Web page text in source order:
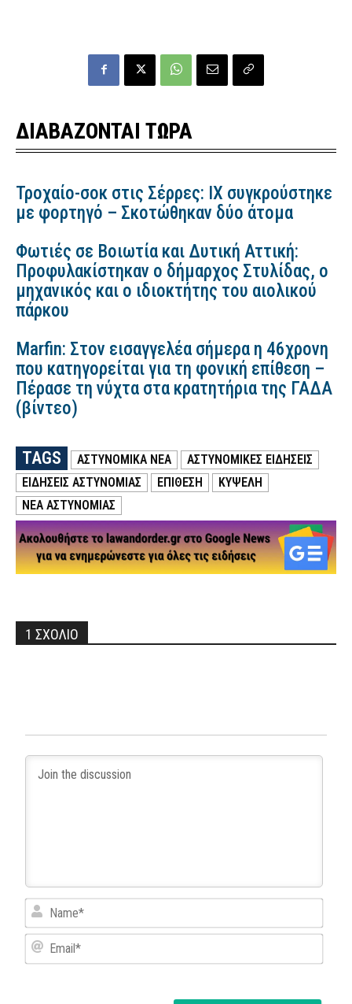
ΔΙΑΒΑΖΟΝΤΑΙ ΤΩΡΑ
Τροχαίο-σοκ στις Σέρρες: ΙΧ συγκρούστηκε
με φορτηγό – Σκοτώθηκαν δύο άτομα
Φωτιές σε Βοιωτία και Δυτική Αττική:
Προφυλακίστηκαν ο δήμαρχος Στυλίδας, ο
μηχανικός και ο ιδιοκτήτης του αιολικού
πάρκου
Marfin: Στον εισαγγελέα σήμερα η 46χρονη
που κατηγορείται για τη φονική επίθεση –
Πέρασε τη νύχτα στα κρατητήρια της ΓΑΔΑ
(βίντεο)
TAGS ΑΣΤΥΝΟΜΙΚΑ ΝΕΑ
ΑΣΤΥΝΟΜΙΚΕΣ ΕΙΔΗΣΕΙΣ
ΕΙΔΗΣΕΙΣ ΑΣΤΥΝΟΜΙΑΣ
ΕΠΙΘΕΣΗ
ΚΥΨΕΛΗ
ΝΕΑ ΑΣΤΥΝΟΜΙΑΣ
1 ΣΧΟΛΙΟ
Email*